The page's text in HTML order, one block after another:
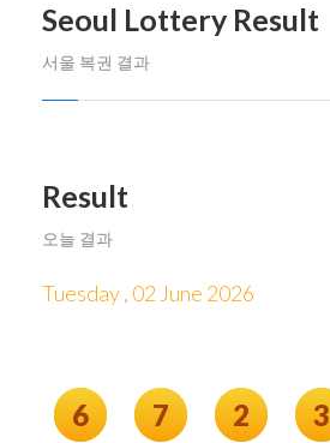
Seoul Lottery Result
서울 복권 결과
Result
오늘 결과
Tuesday , 02 June 2026
6 7 2 3